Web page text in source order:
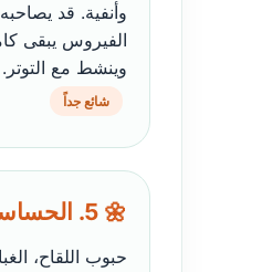
وأنفية. قد
الفيروس يبقى
وينشط مع التوتر.
شائع جداً
🌼 5. الحساسية البيئية
حبوب اللقاح،